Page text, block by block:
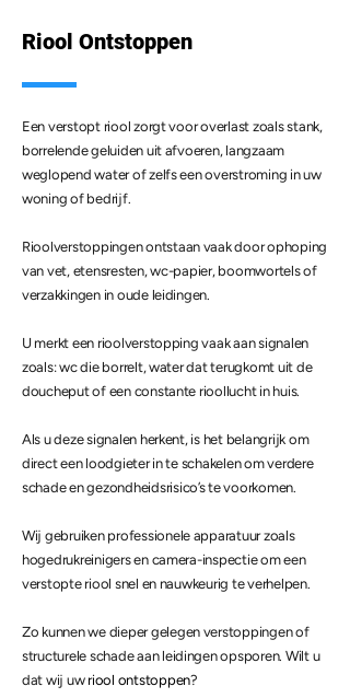
Riool Ontstoppen
Een verstopt riool zorgt voor overlast zoals stank,
borrelende geluiden uit afvoeren, langzaam
weglopend water of zelfs een overstroming in uw
woning of bedrijf.
Rioolverstoppingen ontstaan vaak door ophoping
van vet, etensresten, wc-papier, boomwortels of
verzakkingen in oude leidingen.
U merkt een rioolverstopping vaak aan signalen
zoals: wc die borrelt, water dat terugkomt uit de
doucheput of een constante rioollucht in huis.
Als u deze signalen herkent, is het belangrijk om
direct een loodgieter in te schakelen om verdere
schade en gezondheidsrisico’s te voorkomen.
Wij gebruiken professionele apparatuur zoals
hogedrukreinigers en camera-inspectie om een
verstopte riool snel en nauwkeurig te verhelpen.
Zo kunnen we dieper gelegen verstoppingen of
structurele schade aan leidingen opsporen. Wilt u
dat wij uwriool ontstoppen?